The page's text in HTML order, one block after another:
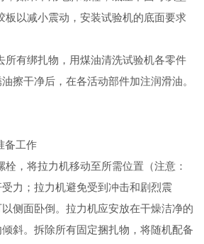
板以减小震动，安装试验机的底面要求
绑扎物，用煤油清洗试验机各零件
擦干净后，在各活动部件加注润滑油。
工作
将拉力机移动至所需位置（注意：
力；拉力机避免受到冲击和剧烈震
侧面卧倒。拉力机应安放在干燥洁净的
斜。拆除所有固定捆扎物，将随机配备